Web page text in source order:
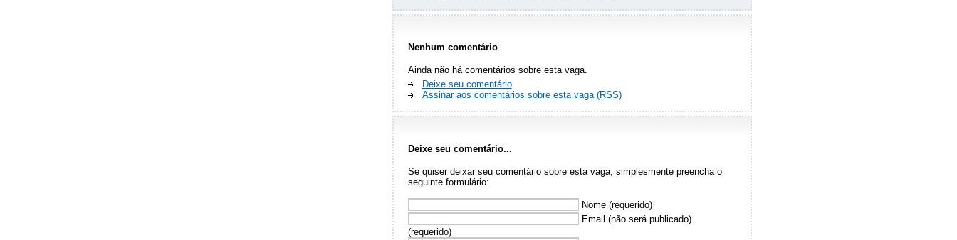
Nenhum comentário
Ainda não há comentários sobre esta vaga.
Deixe seu comentário
Assinar aos comentários sobre esta vaga (RSS)
Deixe seu comentário...
Se quiser deixar seu comentário sobre esta vaga, simplesmente preencha o
seguinte formulário:
Nome (requerido)
Email (não será publicado)
(requerido)